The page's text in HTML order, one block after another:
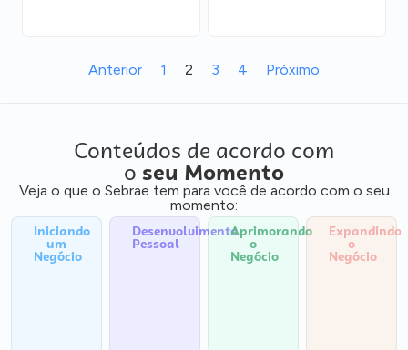
Anterior 1 2 3 4 Próximo
Conteúdos de acordo com
o seu Momento
Veja o que o Sebrae tem para você de acordo com o seu
momento:
Iniciando
um
Negócio
Desenvolvimento
Pessoal
Aprimorando
o
Negócio
Expandindo
o
Negócio